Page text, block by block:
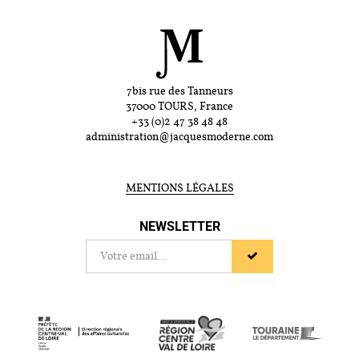
7bis rue des Tanneurs
37000 TOURS, France
+33 (0)2 47 38 48 48
administration@jacquesmoderne.com
MENTIONS LÉGALES
NEWSLETTER